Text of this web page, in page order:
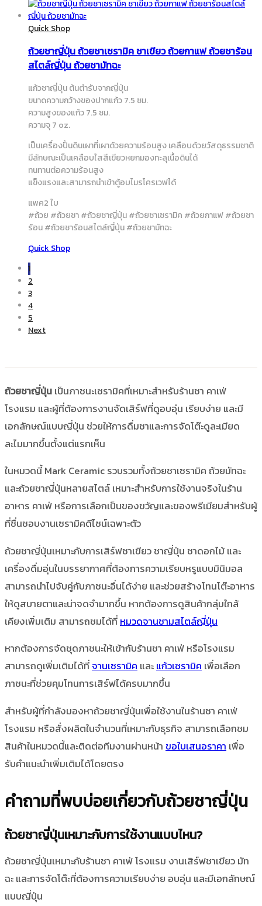
ถ้วยชาญี่ปุ่น เป็นภาชนะเซรามิคที่เหมาะสำหรับร้านชา คาเฟ่
โรงแรม และผู้ที่ต้องการงานจัดเสิร์ฟที่ดูอบอุ่น เรียบง่าย และมี
เอกลักษณ์แบบญี่ปุ่น ช่วยให้การดื่มชาและการจัดโต๊ะดูละเมียด
ละไมมากขึ้นตั้งแต่แรกเห็น
ในหมวดนี้ Mark Ceramic รวบรวมทั้งถ้วยชาเซรามิค ถ้วยมัทฉะ
และถ้วยชาญี่ปุ่นหลายสไตล์ เหมาะสำหรับการใช้งานจริงในร้าน
อาหาร คาเฟ่ หรือการเลือกเป็นของขวัญและของพรีเมียมสำหรับผู้
ที่ชื่นชอบงานเซรามิคดีไซน์เฉพาะตัว
ถ้วยชาญี่ปุ่นเหมาะกับการเสิร์ฟชาเขียว ชาญี่ปุ่น ชาดอกไม้ และ
เครื่องดื่มอุ่นในบรรยากาศที่ต้องการความเรียบหรูแบบมินิมอล
สามารถนำไปจับคู่กับภาชนะอื่นได้ง่าย และช่วยสร้างโทนโต๊ะอาหาร
ให้ดูสบายตาและน่าจดจำมากขึ้น หากต้องการดูสินค้ากลุ่มใกล้
เคียงเพิ่มเติม สามารถชมได้ที่ หมวดจานชามสไตล์ญี่ปุ่น
หากต้องการจัดชุดภาชนะให้เข้ากับร้านชา คาเฟ่ หรือโรงแรม
สามารถดูเพิ่มเติมได้ที่จานเซรามิค และแก้วเซรามิค เพื่อเลือก
ภาชนะที่ช่วยคุมโทนการเสิร์ฟได้ครบมากขึ้น
สำหรับผู้ที่กำลังมองหาถ้วยชาญี่ปุ่นเพื่อใช้งานในร้านชา คาเฟ่
โรงแรม หรือสั่งผลิตในจำนวนที่เหมาะกับธุรกิจ สามารถเลือกชม
สินค้าในหมวดนี้และติดต่อทีมงานผ่านหน้า ขอใบเสนอราคา เพื่อ
รับคำแนะนำเพิ่มเติมได้โดยตรง
คำถามที่พบบ่อยเกี่ยวกับถ้วยชาญี่ปุ่น
ถ้วยชาญี่ปุ่นเหมาะกับการใช้งานแบบไหน?
ถ้วยชาญี่ปุ่นเหมาะกับร้านชา คาเฟ่ โรงแรม งานเสิร์ฟชาเขียว มัท
ฉะ และการจัดโต๊ะที่ต้องการความเรียบง่าย อบอุ่น และมีเอกลักษณ์
แบบญี่ปุ่น
Quick Shop
ถ้วยชาญี่ปุ่น ถ้วยชาเซรามิค ชาเขียว ถ้วยกาแฟ ถ้วยชาร้อน
สไตล์ญี่ปุ่น ถ้วยชามัทฉะ
แก้วชาญี่ปุ่น ต้นตำรับจากญี่ปุ่น
ขนาดความกว้างของปากแก้ว 7.5 ซม.
ความสูงของแก้ว 7.5 ซม.
ความจุ 7 oz.
เป็นเครื่องปั้นดินเผาที่เผาด้วยความร้อนสูง เคลือบด้วยวัสดุธรรมชาติ
มีลักษณะเป็นเคลือบใสสีเขียวหยกมองทะลุเนื้อดินได้
ทนทานต่อความร้อนสูง
แข็งแรงและสามารถนำเข้าตู้อบไมรโครเวฟได้
แพค2 ใบ
#ถ้วย #ถ้วยชา #ถ้วยชาญี่ปุ่น #ถ้วยชาเซรามิค #ถ้วยกาแฟ #ถ้วยชา
ร้อน #ถ้วยชาร้อนสไตล์ญี่ปุ่น #ถ้วยชามัทฉะ
Quick Shop
1
2
3
4
5
Next